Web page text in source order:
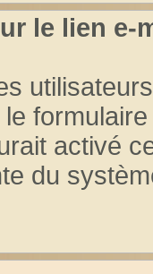
le lien e-
activé
du